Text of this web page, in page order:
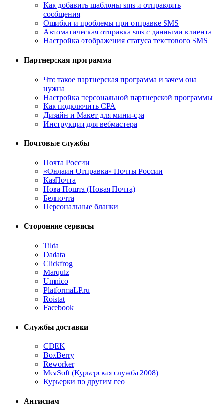
Как добавить шаблоны sms и отправлять
сообщения
Ошибки и проблемы при отправке SMS
Автоматическая отправка sms с данными клиента
Настройка отображения статуса текстового SMS
Партнерская программа
Что такое партнерская программа и зачем она
нужна
Настройка персональной партнерской программы
Как подключить CPA
Дизайн и Макет для мини-cpa
Инструкция для вебмастера
Почтовые службы
Почта России
«Онлайн Отправка» Почты России
КазПочта
Нова Пошта (Новая Почта)
Белпочта
Персональные бланки
Сторонние сервисы
Tilda
Dadata
Clickfrog
Marquiz
Umnico
PlatformaLP.ru
Roistat
Facebook
Службы доставки
CDEK
BoxBerry
Reworker
MeaSoft (Курьерская служба 2008)
Курьерки по другим гео
Антиспам